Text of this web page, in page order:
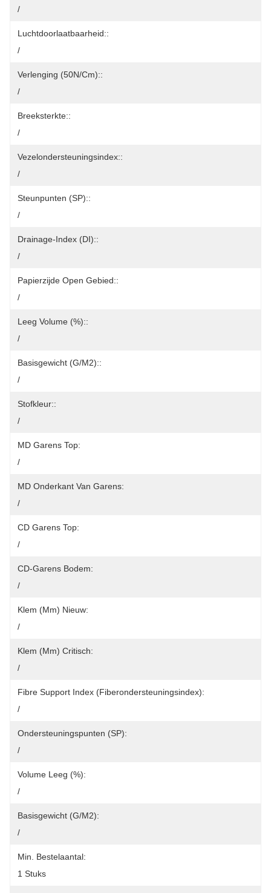
/
Luchtdoorlaatbaarheid::
/
Verlenging (50N/cm)::
/
Breeksterkte::
/
Vezelondersteuningsindex::
/
Steunpunten (SP)::
/
Drainage-Index (DI)::
/
Papierzijde Open Gebied::
/
Leeg Volume (%)::
/
Basisgewicht (g/m2)::
/
Stofkleur::
/
MD Garens Top:
/
MD Onderkant Van Garens:
/
CD Garens Top:
/
CD-Garens Bodem:
/
Klem (mm) Nieuw:
/
Klem (mm) Critisch:
/
Fibre Support Index (Fiberondersteuningsindex):
/
Ondersteuningspunten (SP):
/
Volume Leeg (%):
/
Basisgewicht (g/m2):
/
Min. Bestelaantal:
1 Stuks